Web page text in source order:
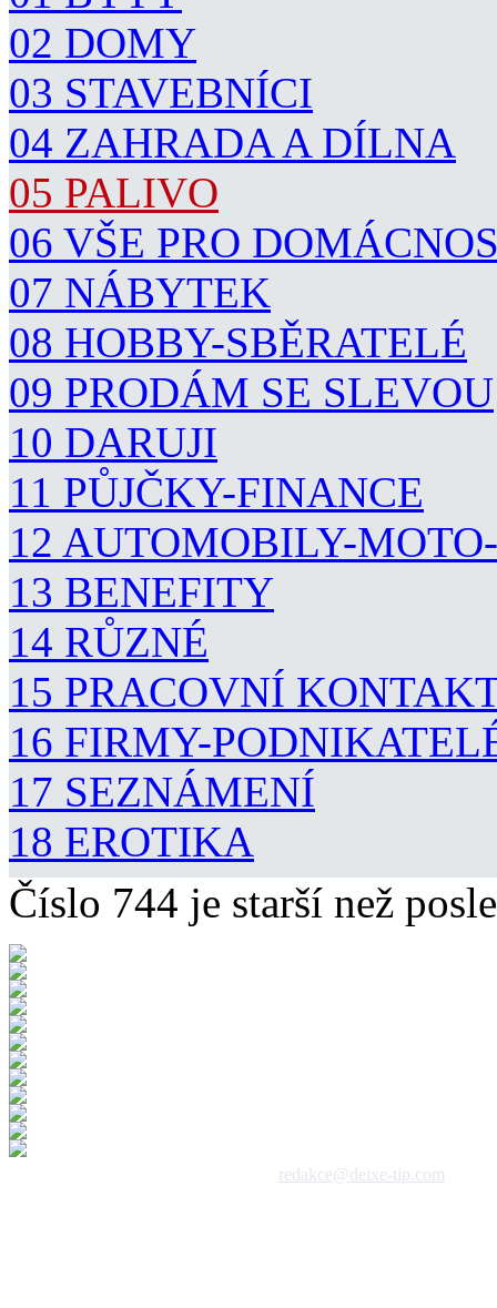
02 DOMY
03 STAVEBNÍCI
04 ZAHRADA A DÍLNA
05 PALIVO
06 VŠE PRO
07 NÁBYTEK
08 HOBBY-SBĚRATELÉ
09 PRODÁM SE SLEVOU
10 DARUJI
11 PŮJČKY-FINANCE
12 AUTOMOBILY-
13 BENEFITY
14 RŮZNÉ
15 PRACOVNÍ
16 FIRMY-
17 SEZNÁMENÍ
18 EROTIKA
Číslo 744 je starší než
redakce@deixe-tip.com